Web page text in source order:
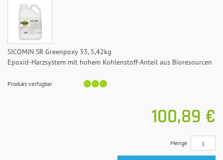
SICOMIN SR Greenpoxy 33, 5,42kg
Epoxid-Harzsystem mit hohem Kohlenstoff-Anteil aus Bioresourcen
Produkt verfügbar
100,89 €
Menge